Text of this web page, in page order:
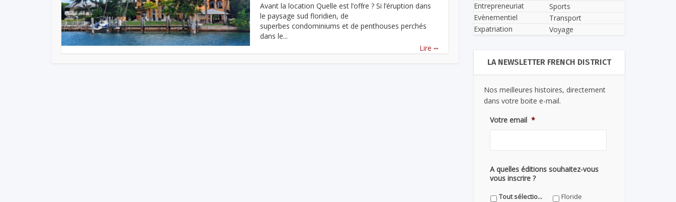
Avant la location Quelle est l’offre ? Si l‘éruption dans
le paysage sud floridien, de
superbes condominiums et de penthouses perchés
dans le...
Lire ...
Entrepreneuriat
Evènementiel
Expatriation
Sports
Transport
Voyage
LA NEWSLETTER FRENCH DISTRICT
Nos meilleures histoires, directement
dans votre boite e-mail.
Votre email *
A quelles éditions souhaitez-vous
vous inscrire ?
Tout sélectionner
Floride